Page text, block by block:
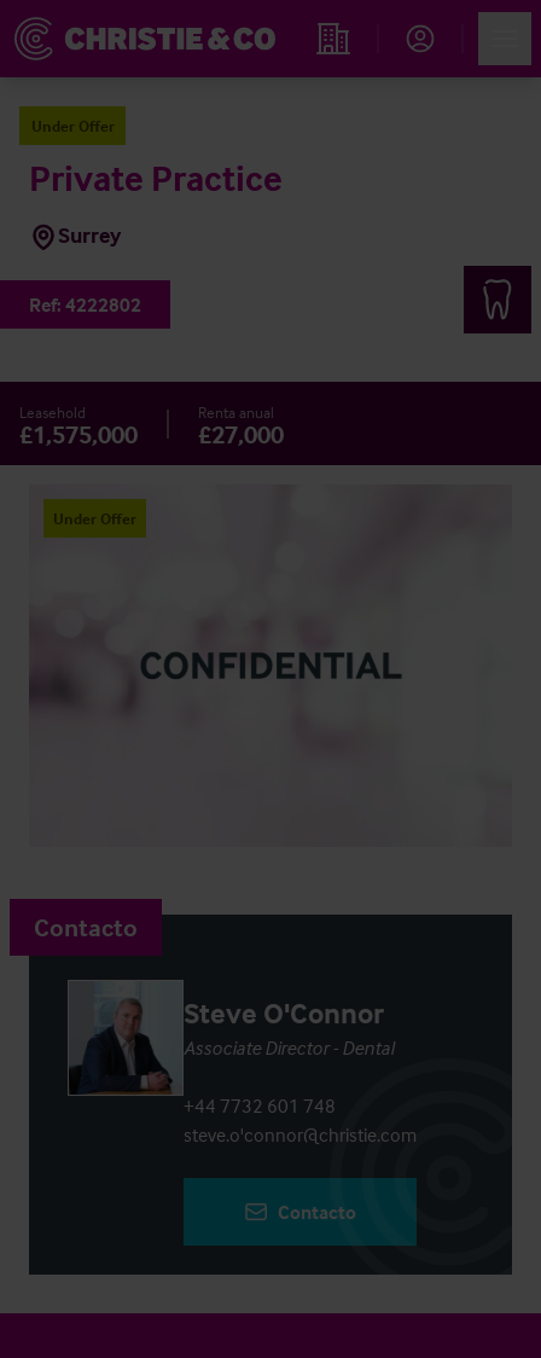
Propiedades
Under Offer
Private Practice
Surrey
Ref: 4222802
Leasehold
£1,575,000
Renta anual
£27,000
Under Offer
Contacto
Steve O'Connor
Associate Director - Dental
+44 7732 601 748
steve.o'connor@christie.com
Contacto